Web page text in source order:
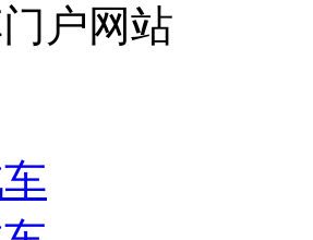
户网站